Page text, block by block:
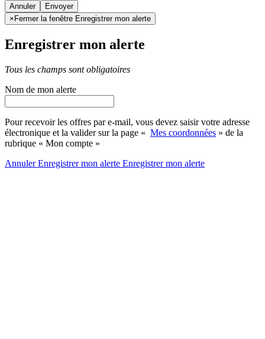
Annuler
× Fermer la fenêtre Enregistrer mon alerte
Enregistrer mon alerte
Tous les champs sont obligatoires
Nom de mon alerte
Pour recevoir les offres par e-mail, vous devez saisir votre adresse
électronique et la valider sur la page « Mes coordonnées » de la
rubrique « Mon compte »
AnnulerEnregistrer mon alerte Enregistrermon alerte